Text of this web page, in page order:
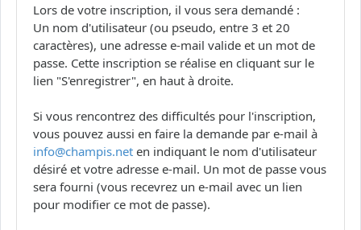
Lors de votre inscription, il vous sera demandé :
Un nom d'utilisateur (ou pseudo, entre 3 et 20
caractères), une adresse e-mail valide et un mot de
passe. Cette inscription se réalise en cliquant sur le
lien "S'enregistrer", en haut à droite.
Si vous rencontrez des difficultés pour l'inscription,
vous pouvez aussi en faire la demande par e-mail à
info@champis.net en indiquant le nom d'utilisateur
désiré et votre adresse e-mail. Un mot de passe vous
sera fourni (vous recevrez un e-mail avec un lien
pour modifier ce mot de passe).